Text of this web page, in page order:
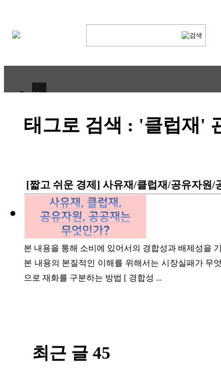
H
CULTURE
STORY
ABOUT
ETC
ⓘ
태그로 검색 : '클럽재'
[짧고 쉬운 경제] 사유재/클럽재/공유자원/
본 내용을 통해 소비에 있어서의 경합성과 배제성을
본 내용의 본질적인 이해를 위해서는 시장실패가 무
으로 재화를 구분하는 방법 [ 경합성 ...
최근 글 45